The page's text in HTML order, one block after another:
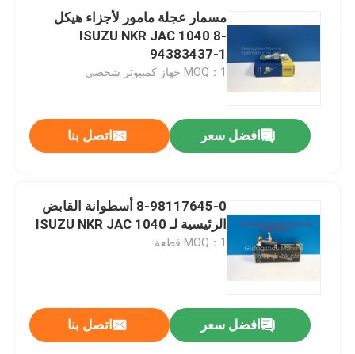
مسمار عجلة مامور لأجزاء هيكل
ISUZU NKR JAC 1040 8-
94383437-1
MOQ：1 جهاز كمبيوتر شخصى
افضل سعر اتصل بنا
8-98117645-0 أسطوانة القابض
الرئيسية لـ ISUZU NKR JAC 1040
MOQ：1 قطعة
افضل سعر اتصل بنا